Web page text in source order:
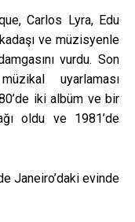
Carlos Lyra, Edu
ve müzisyenle
vurdu. Son
uyarlaması
iki albüm ve bir
oldu ve 1981’de
Janeiro’daki evinde